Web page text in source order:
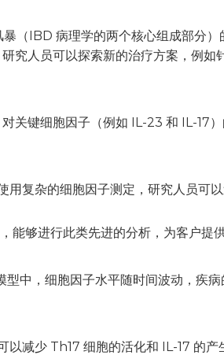
（IBD 病理学的两个核心组成部分
究人员可以探索新的治疗方案，例
关键细胞因子（例如 IL-23 和 IL-17
复杂的细胞因子测定，研究人员可
够进行此类先进的分析，为客户提
中，细胞因子水平随时间波动，疾
减少 Th17 细胞的活化和 IL-17 的产